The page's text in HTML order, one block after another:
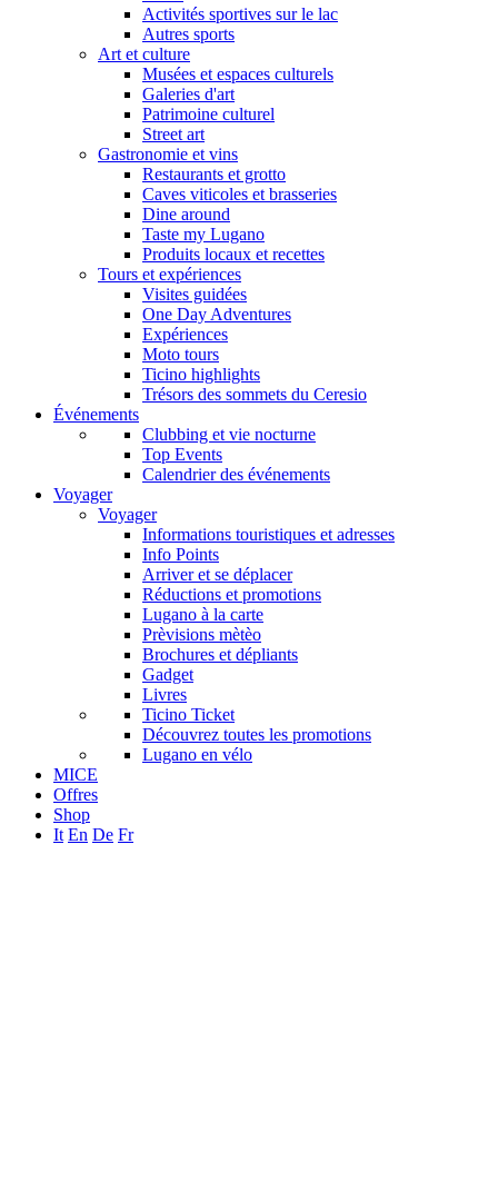
Activités sportives sur le lac
Autres sports
Art et culture
Musées et espaces culturels
Galeries d'art
Patrimoine culturel
Street art
Gastronomie et vins
Restaurants et grotto
Caves viticoles et brasseries
Dine around
Taste my Lugano
Produits locaux et recettes
Tours et expériences
Visites guidées
One Day Adventures
Expériences
Moto tours
Ticino highlights
Trésors des sommets du Ceresio
Événements
Clubbing et vie nocturne
Top Events
Calendrier des événements
Voyager
Voyager
Informations touristiques et adresses
Info Points
Arriver et se déplacer
Réductions et promotions
Lugano à la carte
Prèvisions mètèo
Brochures et dépliants
Gadget
Livres
Ticino Ticket
Découvrez toutes les promotions
Lugano en vélo
MICE
Offres
Shop
It En De Fr